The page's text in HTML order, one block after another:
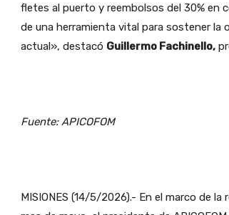
fletes al puerto y reembolsos del 30% en
de una herramienta vital para sostener la
actual», destacó Guillermo Fachinello,
Fuente: APICOFOM
MISIONES (14/5/2026).- En el marco de